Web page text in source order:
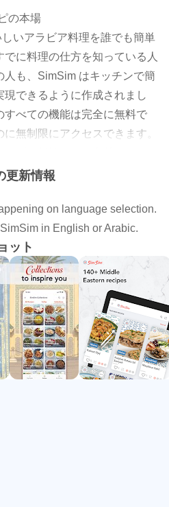
の本場
いアラビア料理を誰でも簡単
に料理の仕方を知っている人
人も、SimSim はキッチンで簡
できるように作成されまし
すべての機能は完全に無料で
無制限にアクセスできます。
ピの起源、その名前、スパイ
化的なストーリーをお楽しみ
年以上友人や家族のために
よるものです。これらのレシ
母親まで世代を超えて受け継が
理の風味を守り続けています。
書とステップバイステップの
いアラビア料理を作るのがこれ
更新情報
on language selection.
in English or Arabic.
ット